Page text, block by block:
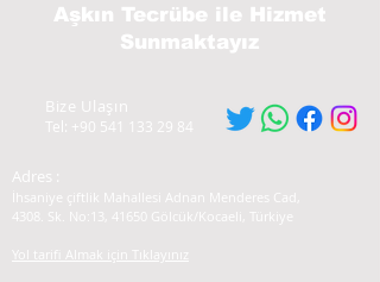
Aşkın Tecrübe
ile Hizmet
Sunmaktayız
Bize Ulaşın
Tel: +90 541 133 29 84
Adres :
İhsaniye çiftlik Mahallesi Adnan Menderes Cad,
4308. Sk. No:13, 41650 Gölcük/Kocaeli, Türkiye
Yol tarifi Almak için Tıklayınız